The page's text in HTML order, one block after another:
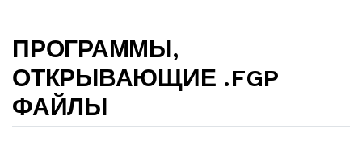
ПРОГРАММЫ,
ОТКРЫВАЮЩИЕ .FGP
ФАЙЛЫ